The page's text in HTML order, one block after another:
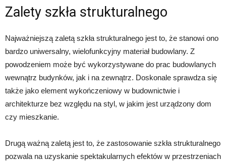
Zalety szkła strukturalnego
Najważniejszą zaletą szkła strukturalnego jest to, że stanowi ono
bardzo uniwersalny, wielofunkcyjny materiał budowlany. Z
powodzeniem może być wykorzystywane do prac budowlanych
wewnątrz budynków, jak i na zewnątrz. Doskonale sprawdza się
także jako element wykończeniowy w budownictwie i
architekturze bez względu na styl, w jakim jest urządzony dom
czy mieszkanie.
Drugą ważną zaletą jest to, że zastosowanie szkła strukturalnego
pozwala na uzyskanie spektakularnych efektów w przestrzeniach